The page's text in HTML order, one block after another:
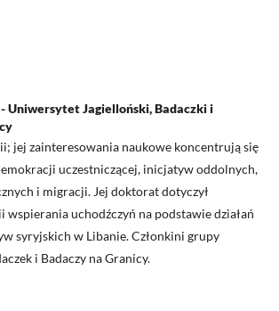
Uniwersytet Jagielloński, Badaczki i
jej zainteresowania naukowe koncentrują się
uczestniczącej, inicjatyw oddolnych,
i migracji. Jej doktorat dotyczył
uchodźczyń na podstawie działań
syryjskich w Libanie. Członkini grupy
i Badaczy na Granicy.